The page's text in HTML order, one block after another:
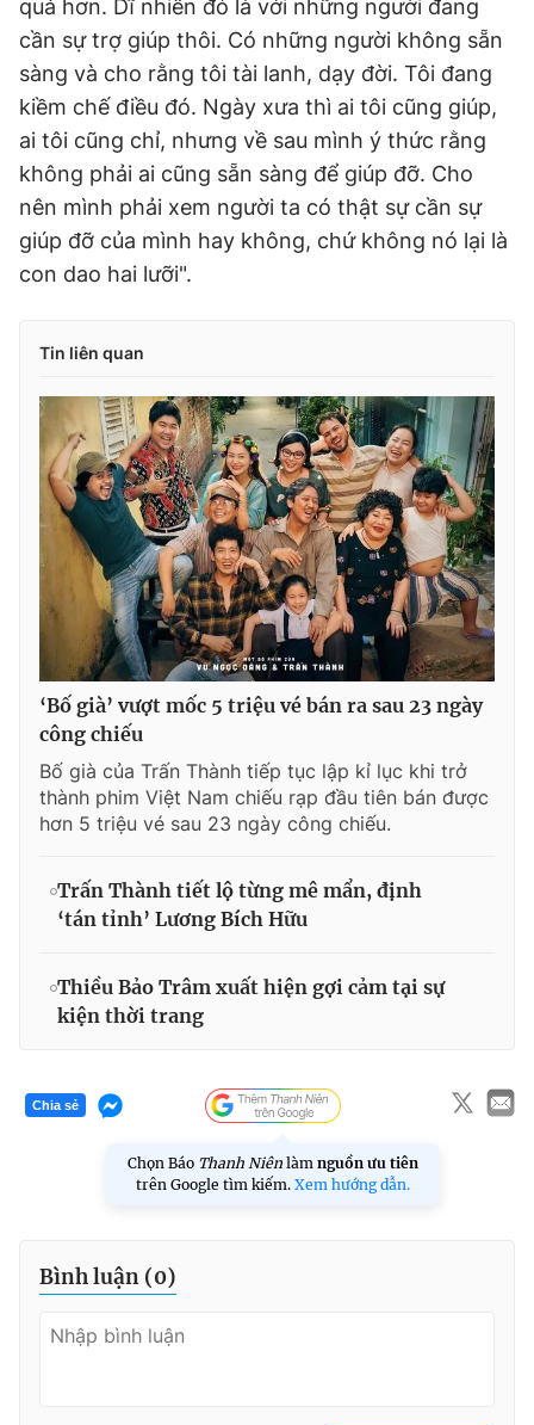
quả hơn. Dĩ nhiên đó là với những người đang
cần sự trợ giúp thôi. Có những người không sẵn
sàng và cho rằng tôi tài lanh, dạy đời. Tôi đang
kiềm chế điều đó. Ngày xưa thì ai tôi cũng giúp,
ai tôi cũng chỉ, nhưng về sau mình ý thức rằng
không phải ai cũng sẵn sàng để giúp đỡ. Cho
nên mình phải xem người ta có thật sự cần sự
giúp đỡ của mình hay không, chứ không nó lại là
con dao hai lưỡi".
Tin liên quan
‘Bố già’ vượt mốc 5 triệu vé bán ra sau 23 ngày
công chiếu
Bố già của Trấn Thành tiếp tục lập kỉ lục khi trở
thành phim Việt Nam chiếu rạp đầu tiên bán được
hơn 5 triệu vé sau 23 ngày công chiếu.
Trấn Thành tiết lộ từng mê mẩn, định
‘tán tỉnh’ Lương Bích Hữu
Thiều Bảo Trâm xuất hiện gợi cảm tại sự
kiện thời trang
Chia sẻ
Chọn Báo Thanh Niên làm nguồn ưu tiên
trên Google tìm kiếm. Xem hướng dẫn.
Bình luận (0)